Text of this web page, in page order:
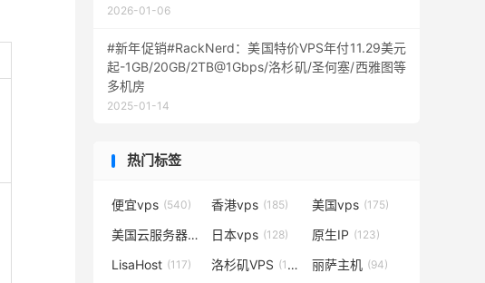
2026-01-06
#新年促销#RackNerd：美国特价VPS年付11.29美元
起-1GB/20GB/2TB@1Gbps/洛杉矶/圣何塞/西雅图等
多机房
2025-01-14
热门标签
便宜vps (540) 香港vps (185) 美国vps (175)
美国云服务器(138)日本vps (128) 原生IP (123)
LisaHost (117) 洛杉矶VPS (102) 丽萨主机 (94)